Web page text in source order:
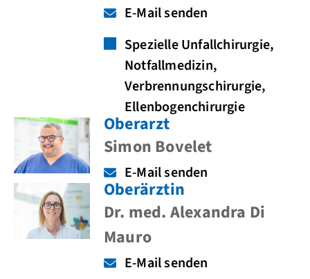
E-Mail senden
Spezielle Unfallchirurgie,
Notfallmedizin,
Verbrennungschirurgie,
Ellenbogenchirurgie
Oberarzt
Simon Bovelet
E-Mail senden
Oberärztin
Dr. med. Alexandra Di
Mauro
E-Mail senden